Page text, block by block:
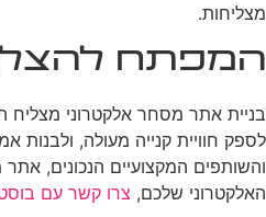
מצליחות.
המפתח
בניית אתר מסחר אלקטרוני מצליח
לספק חוויית קנייה מעולה,
והשותפים המקצועיים הנכונים,
האלקטרוני שלכם, צרו קשר עם